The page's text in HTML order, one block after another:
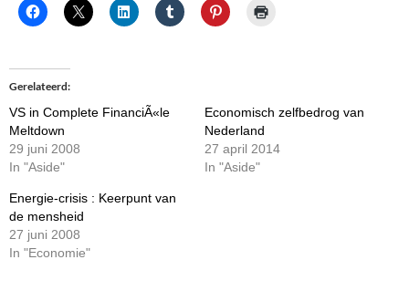
Gerelateerd
VS in Complete FinanciÃ«le
Meltdown
29 juni 2008
In "Aside"
Economisch zelfbedrog van
Nederland
27 april 2014
In "Aside"
Energie-crisis : Keerpunt van
de mensheid
27 juni 2008
In "Economie"